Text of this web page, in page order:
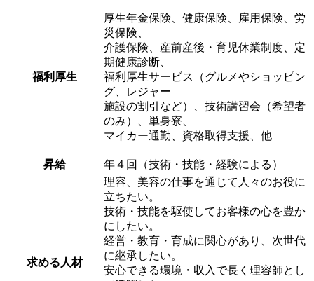
福利厚生
厚生年金保険、健康保険、雇用保険、労
災保険、
介護保険、産前産後・育児休業制度、定
期健康診断、
福利厚生サービス（グルメやショッピン
グ、レジャー
施設の割引など）、技術講習会（希望者
のみ）、単身寮、
マイカー通勤、資格取得支援、他
昇給 年４回（技術・技能・経験による）
求める人材
理容、美容の仕事を通じて人々のお役に
立ちたい。
技術・技能を駆使してお客様の心を豊か
にしたい。
経営・教育・育成に関心があり、次世代
に継承したい。
安心できる環境・収入で長く理容師とし